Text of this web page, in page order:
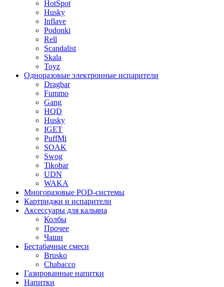
HotSpot
Husky
Inflave
Podonki
Rell
Scandalist
Skala
Toyz
Одноразовые электронные испарители
Dragbar
Fummo
Gang
HQD
Husky
IGET
PuffMi
SOAK
Swog
Tikobar
UDN
WAKA
Многоразовые POD-системы
Картриджи и испарители
Аксессуары для кальяна
Колбы
Прочее
Чаши
Бестабачные смеси
Brusko
Chabacco
Газированные напитки
Напитки